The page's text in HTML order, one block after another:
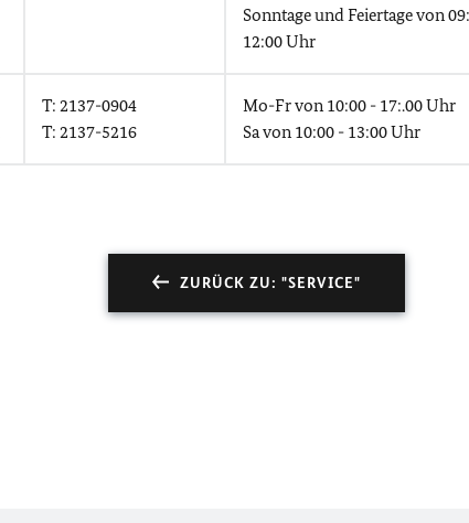
Sonntage und Feiertage von
12:00 Uhr
T: 2137-0904
T: 2137-5216
Mo-Fr von 10:00 - 17:.00 Uhr
Sa von 10:00 - 13:00 Uhr
ZURÜCK ZU: "SERVICE"